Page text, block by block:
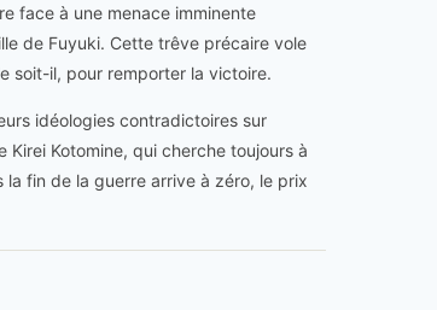
face à une menace imminente
de Fuyuki. Cette trêve précaire vole
soit-il, pour remporter la victoire.
idéologies contradictoires sur
Kirei Kotomine, qui cherche toujours à
fin de la guerre arrive à zéro, le prix